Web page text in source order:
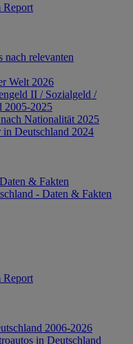
Report
nach relevanten
Welt 2026
II / Sozialgeld /
2005-2025
Nationalität 2025
Deutschland 2024
& Fakten
- Daten & Fakten
Report
2006-2026
in Deutschland